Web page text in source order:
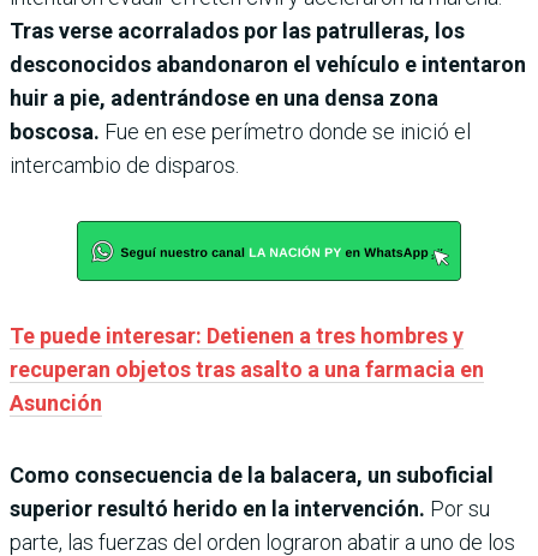
Tras verse acorralados por las patrulleras, los
desconocidos abandonaron el vehículo e intentaron
huir a pie, adentrándose en una densa zona
boscosa. Fue en ese perímetro donde se inició el
intercambio de disparos.
Te puede interesar: Detienen a tres hombres y
recuperan objetos tras asalto a una farmacia en
Asunción
Como consecuencia de la balacera, un suboficial
superior resultó herido en la intervención. Por su
parte, las fuerzas del orden lograron abatir a uno de los